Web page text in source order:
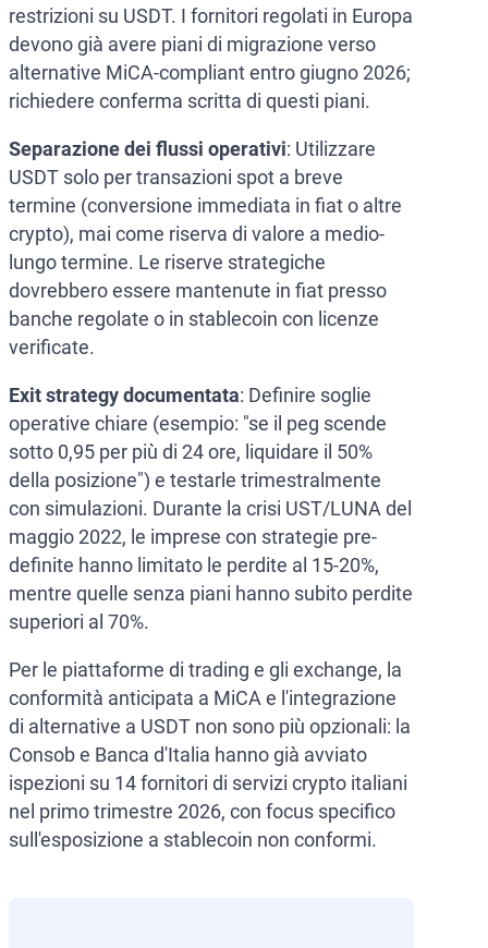
restrizioni su USDT. I fornitori regolati in Europa
devono già avere piani di migrazione verso
alternative MiCA-compliant entro giugno 2026;
richiedere conferma scritta di questi piani.
Separazione dei flussi operativi: Utilizzare
USDT solo per transazioni spot a breve
termine (conversione immediata in fiat o altre
crypto), mai come riserva di valore a medio-
lungo termine. Le riserve strategiche
dovrebbero essere mantenute in fiat presso
banche regolate o in stablecoin con licenze
verificate.
Exit strategy documentata: Definire soglie
operative chiare (esempio: "se il peg scende
sotto 0,95 per più di 24 ore, liquidare il 50%
della posizione") e testarle trimestralmente
con simulazioni. Durante la crisi UST/LUNA del
maggio 2022, le imprese con strategie pre-
definite hanno limitato le perdite al 15-20%,
mentre quelle senza piani hanno subito perdite
superiori al 70%.
Per le piattaforme di trading e gli exchange, la
conformità anticipata a MiCA e l'integrazione
di alternative a USDT non sono più opzionali: la
Consob e Banca d'Italia hanno già avviato
ispezioni su 14 fornitori di servizi crypto italiani
nel primo trimestre 2026, con focus specifico
sull'esposizione a stablecoin non conformi.